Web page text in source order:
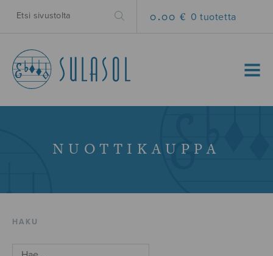
0.00 € 0 tuotetta
MENU
NUOTTIKAUPPA
HAKU